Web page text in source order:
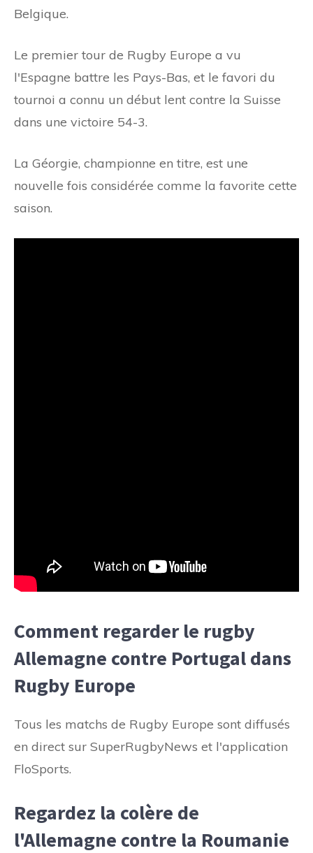
Belgique.
Le premier tour de Rugby Europe a vu
l'Espagne battre les Pays-Bas, et le favori du
tournoi a connu un début lent contre la Suisse
dans une victoire 54-3.
La Géorgie, championne en titre, est une
nouvelle fois considérée comme la favorite cette
saison.
Comment regarder le rugby
Allemagne contre Portugal dans
Rugby Europe
Tous les matchs de Rugby Europe sont diffusés
en direct sur SuperRugbyNews et l'application
FloSports.
Regardez la colère de
l'Allemagne contre la Roumanie